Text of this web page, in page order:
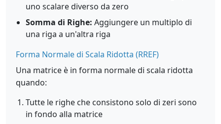
uno scalare diverso da zero
Somma di Righe: Aggiungere un multiplo di
una riga a un'altra riga
Forma Normale di Scala Ridotta (RREF)
Una matrice è in forma normale di scala ridotta
quando:
Tutte le righe che consistono solo di zeri sono
in fondo alla matrice